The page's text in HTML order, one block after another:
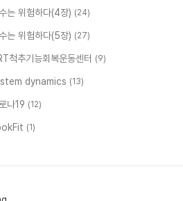
는 위험하다(4장) (24)
는 위험하다(5장) (27)
척추기능회복운동센터 (9)
dynamics (13)
나19 (12)
(1)